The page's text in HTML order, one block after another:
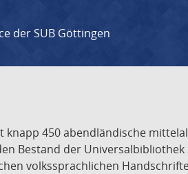
der SUB Göttingen
450 abendländische
Bestand der
volkssprachlichen